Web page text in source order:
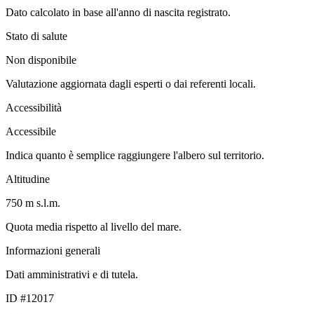
Dato calcolato in base all'anno di nascita registrato.
Stato di salute
Non disponibile
Valutazione aggiornata dagli esperti o dai referenti locali.
Accessibilità
Accessibile
Indica quanto è semplice raggiungere l'albero sul territorio.
Altitudine
750 m s.l.m.
Quota media rispetto al livello del mare.
Informazioni generali
Dati amministrativi e di tutela.
ID #12017